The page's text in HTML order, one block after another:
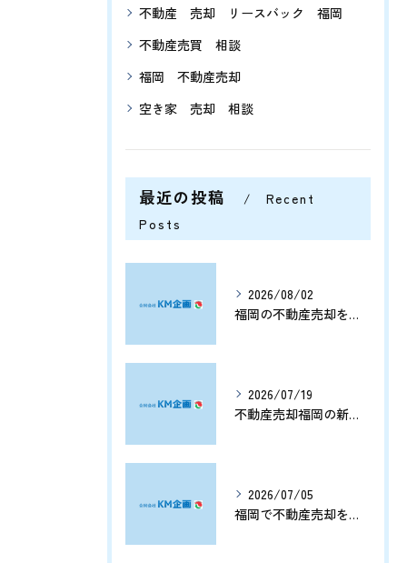
不動産 売却 リースバック 福岡
不動産売買 相談
福岡 不動産売却
空き家 売却 相談
最近の投稿
Recent
Posts
2026/08/02
福岡の不動産売却を分析する将来価格推移と有利なタイミングの見極め方
2026/07/19
不動産売却福岡の新展開と資産価値を守る売却戦略まとめ
2026/07/05
福岡で不動産売却をプロに任せて相続や資産整理をスムーズに進める方法